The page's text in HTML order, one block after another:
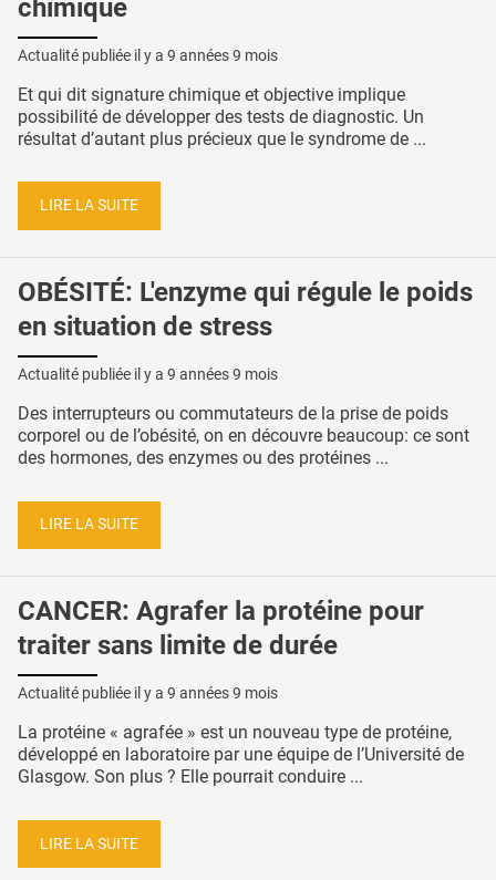
chimique
Actualité publiée il y a 9 années 9 mois
Et qui dit signature chimique et objective implique
possibilité de développer des tests de diagnostic. Un
résultat d’autant plus précieux que le syndrome de ...
LIRE LA SUITE
OBÉSITÉ: L'enzyme qui régule le poids
en situation de stress
Actualité publiée il y a 9 années 9 mois
Des interrupteurs ou commutateurs de la prise de poids
corporel ou de l’obésité, on en découvre beaucoup: ce sont
des hormones, des enzymes ou des protéines ...
LIRE LA SUITE
CANCER: Agrafer la protéine pour
traiter sans limite de durée
Actualité publiée il y a 9 années 9 mois
La protéine « agrafée » est un nouveau type de protéine,
développé en laboratoire par une équipe de l’Université de
Glasgow. Son plus ? Elle pourrait conduire ...
LIRE LA SUITE